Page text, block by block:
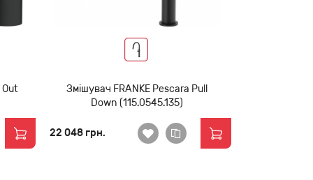
Out
Змішувач FRANKE Pescara Pull
Down (115.0545.135)
22 048 грн.